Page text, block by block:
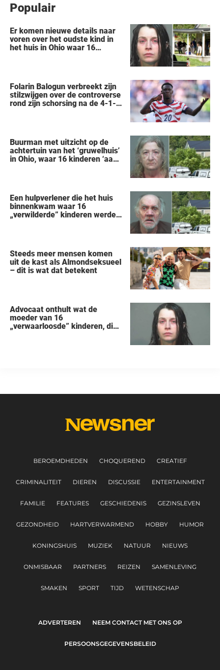
Populair
Er komen nieuwe details naar
voren over het oudste kind in
het huis in Ohio waar 16
Folarin Balogun verbreekt zijn
stilzwijgen over de controverse
rond zijn schorsing na de 4-1-
Buurman met uitzicht op de
achtertuin van het ‘gruwelhuis’
in Ohio, waar 16 kinderen ‘aan
Een hulpverlener die het huis
binnenkwam waar 16
„verwilderde” kinderen werden
Steeds meer mensen komen
uit de kast als Almondseksueel
– dit is wat dat betekent
Advocaat onthult wat de
moeder van 16
„verwaarloosde” kinderen, die
BEROEMDHEDEN CHOQUEREND CREATIEF
CRIMINALITEIT DIEREN DISCUSSIE ENTERTAINMENT
FAMILIE FEATURES GESCHIEDENIS GEZINSLEVEN
GEZONDHEID HARTVERWARMEND HOBBY HUMOR
KONINGSHUIS MUZIEK NATUUR NIEUWS
ONMISBAAR PARTNERS REIZEN SAMENLEVING
SMAKEN SPORT TIJD WETENSCHAP
ADVERTEREN NEEM CONTACT MET ONS OP
PERSOONSGEGEVENSBELEID